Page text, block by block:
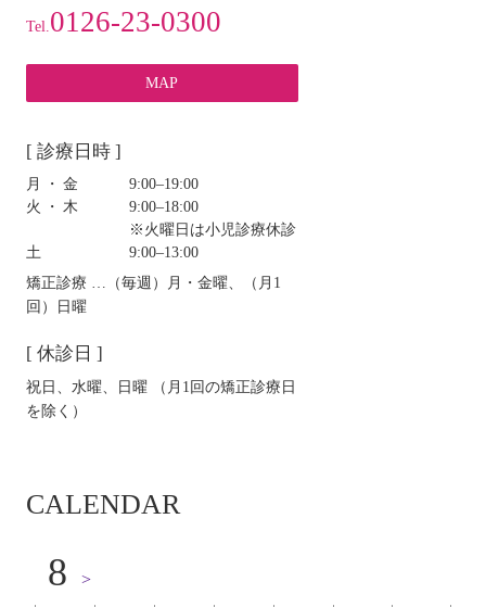
Tel. 0126-23-0300
MAP
[ 診療日時 ]
月・金
9:00‒19:00
火・木
9:00‒18:00
※火曜日は小児診療休診
土
9:00‒13:00
矯正診療 …（毎週）月・金曜、（月1
回）日曜
[ 休診日 ]
祝日、水曜、日曜 （月1回の矯正診療日
を除く）
CALENDAR
8 >